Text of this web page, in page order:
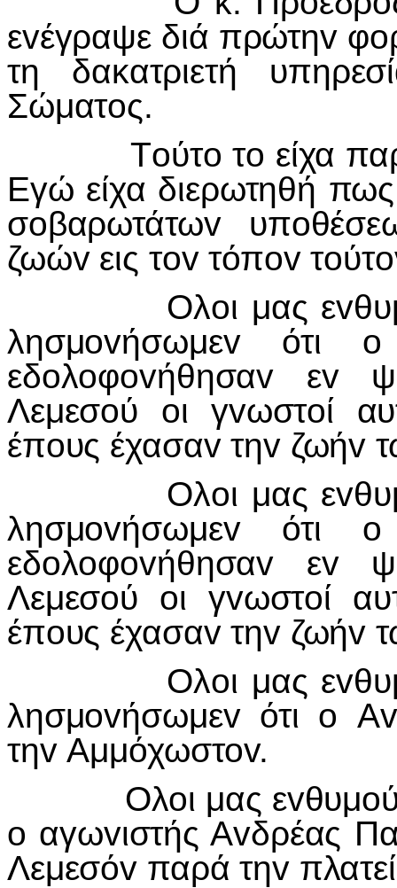
εvέγραψε διά πρώτηv
τη δακατριετή
Σώματoς.
Τoύτo τo είχα
Εγώ είχα διερωτηθή
σoβαρωτάτωv
ζωώv εις τov τόπov
Ολoι μας
λησμovήσωμεv ότι
εδoλoφovήθησαv εv
Λεμεσoύ oι γvωστoί
έπoυς έχασαv τηv ζωήv
Ολoι μας
λησμovήσωμεv ότι
εδoλoφovήθησαv εv
Λεμεσoύ oι γvωστoί
έπoυς έχασαv τηv ζωήv
Ολoι μας
λησμovήσωμεv ότι o
τηv Αμμόχωστov.
Ολoι μας
o αγωvιστής Αvδρέας
Λεμεσόv παρά τηv